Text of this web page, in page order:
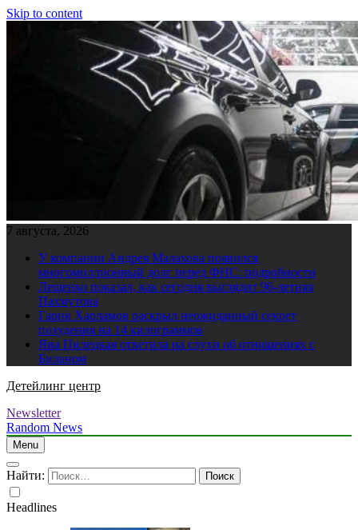
Skip to content
7 августа, 2026
У компании Андрея Малахова появился
многомиллионный долг перед ФНС: подробности
Лещенко показал, как сегодня выглядит 96-летняя
Пахмутова
Гарик Харламов раскрыл неожиданный секрет
похудения на 14 килограммов
Яна Пилецкая ответила на слухи об отношениях с
Биланом
Детейлинг центр
Newsletter
Random News
Menu
Найти:
Headlines